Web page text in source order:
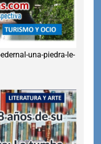
una-piedra-le-